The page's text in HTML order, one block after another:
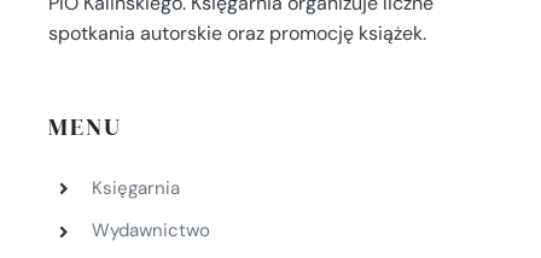
spotkania autorskie oraz promocję książek.
MENU
Księgarnia
Wydawnictwo